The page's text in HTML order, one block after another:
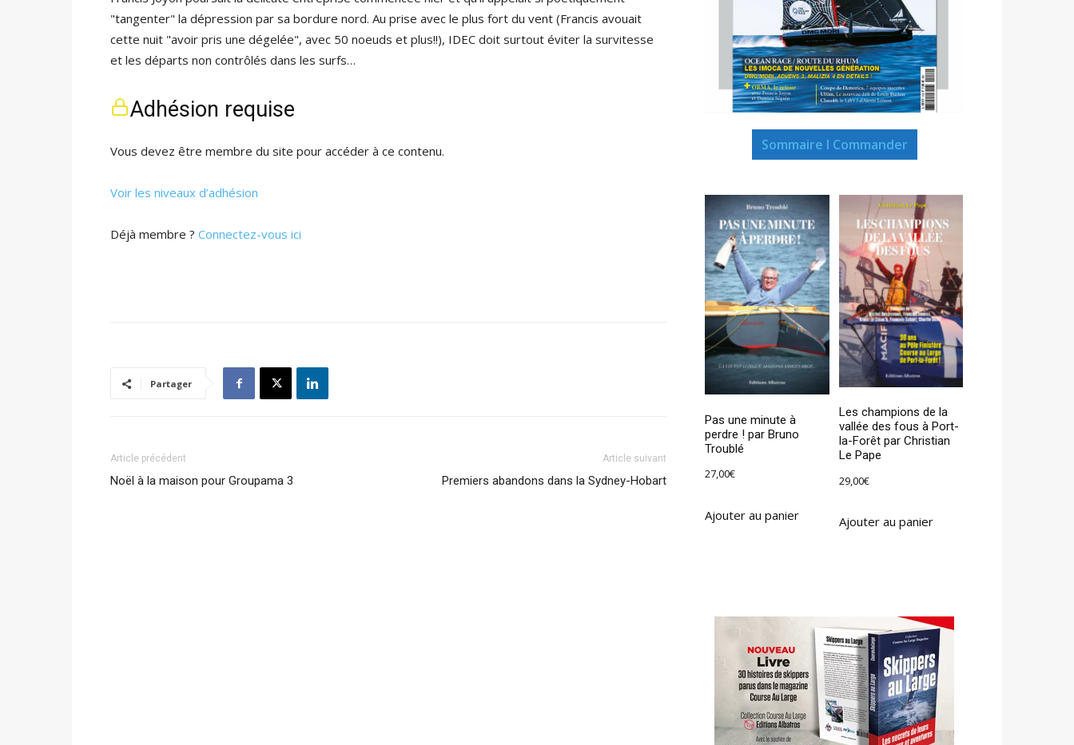
"tangenter" la dépression par sa bordure nord. Au prise avec le plus fort du vent (Francis avouait
cette nuit "avoir pris une dégelée", avec 50 noeuds et plus!!), IDEC doit surtout éviter la survitesse
et les départs non contrôlés dans les surfs…
Adhésion requise
Vous devez être membre du site pour accéder à ce contenu.
Voir les niveaux d’adhésion
Déjà membre ? Connectez-vous ici
Partager
Article précédent
Noël à la maison pour Groupama 3
Article suivant
Premiers abandons dans la Sydney-Hobart
Sommaire I Commander
Pas une minute à
perdre ! par Bruno
Troublé
27,00€
Ajouter au panier
Les champions de la
vallée des fous à Port-
la-Forêt par Christian
Le Pape
29,00€
Ajouter au panier